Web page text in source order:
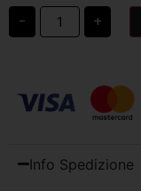
- +
Info Spedizione